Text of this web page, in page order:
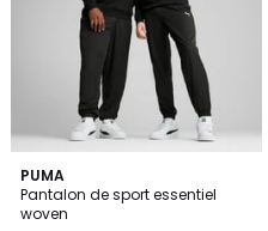
PUMA
Pantalon de sport essentiel
woven